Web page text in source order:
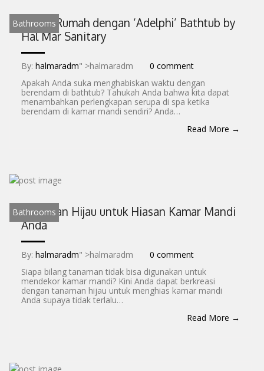
Bathrooms
Spa di Rumah dengan ‘Adelphi’ Bathtub by
Hal Mar Sanitary
By: halmaradm" >halmaradm
0 comment
Apakah Anda suka menghabiskan waktu dengan
berendam di bathtub? Tahukah Anda bahwa kita dapat
menambahkan perlengkapan serupa di spa ketika
berendam di kamar mandi sendiri? Anda…
Read More →
Bathrooms
Tanaman Hijau untuk Hiasan Kamar Mandi
Anda
By: halmaradm" >halmaradm
0 comment
Siapa bilang tanaman tidak bisa digunakan untuk
mendekor kamar mandi? Kini Anda dapat berkreasi
dengan tanaman hijau untuk menghias kamar mandi
Anda supaya tidak terlalu…
Read More →